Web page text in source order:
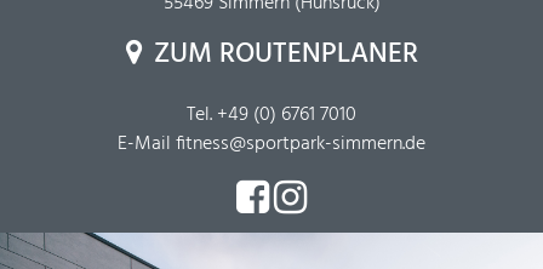
ZUM ROUTENPLANER
Tel.+49 (0) 6761 7010
E-Mailfitness@sportpark-simmern.de